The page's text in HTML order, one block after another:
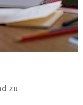
zu